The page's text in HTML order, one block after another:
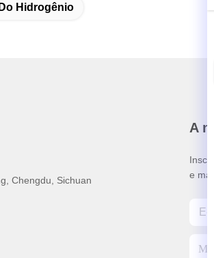
Hidrogênio
Chengdu, Sichuan
A
e